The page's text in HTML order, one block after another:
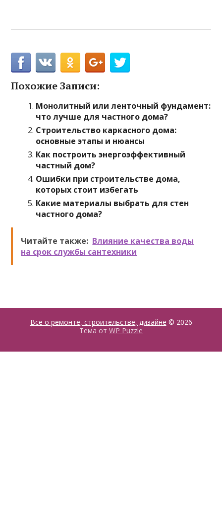
Похожие Записи:
Монолитный или ленточный фундамент:
что лучше для частного дома?
Строительство каркасного дома:
основные этапы и нюансы
Как построить энергоэффективный
частный дом?
Ошибки при строительстве дома,
которых стоит избегать
Какие материалы выбрать для стен
частного дома?
Читайте также: Влияние качества воды
на срок службы сантехники
Все о ремонте, строительстве, дизайне © 2026
Тема от WP Puzzle